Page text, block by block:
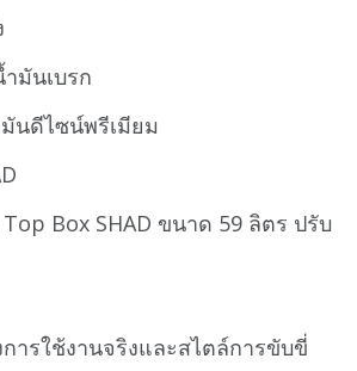
มันเบรก
นดีไซน์พรีเมียม
Box SHAD ขนาด 59 ลิตร ปรับ
ารใช้งานจริงและสไตล์การขับขี่